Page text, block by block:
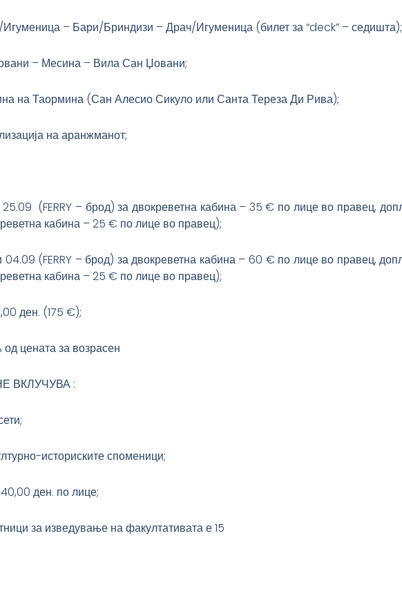
– Бари/Бриндизи – Драч/Игуменица (билет за “deck” – седишта);
– Месина – Вила Сан Џовани;
на Таормина (Сан Алесио Сикуло или Санта Тереза Ди Рива);
на аранжманот;
(FERRY – брод) за двокреветна кабина – 35 € по лице во правец,
кабина – 25 € по лице во правец);
(FERRY – брод) за двокреветна кабина – 60 € по лице во правец,
кабина – 25 € по лице во правец);
ден. (175 €);
цената за возрасен
ВКЛУЧУВА :
историските споменици;
ден. по лице;
за изведување на факултативата е 15